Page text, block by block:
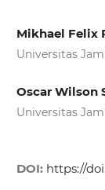
Mikhael Felix
Universitas
Oscar Wilson
Universitas
DOI: https://